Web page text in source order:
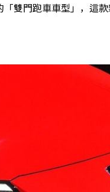
雙門跑車車型」，這